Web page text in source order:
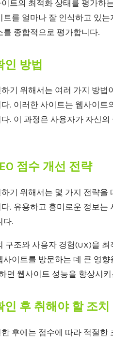
이트의 최적화 상태를 평가하
트를 얼마나 잘 인식하고 있
를 종합적으로 평가합니다.
인 방법
하기 위해서는 여러 가지 방
. 이러한 사이트는 웹사이트
. 이 과정은 사용자가 자신
점수 개선 전략
하기 위해서는 몇 가지 전략
. 유용하고 흥미로운 정보
다.
구조와 사용자 경험(UX)을
사이트를 방문하는 데 큰 영
면 웹사이트 성능을 향상시
인 후 취해야 할 조치
한 후에는 점수에 따라 적절